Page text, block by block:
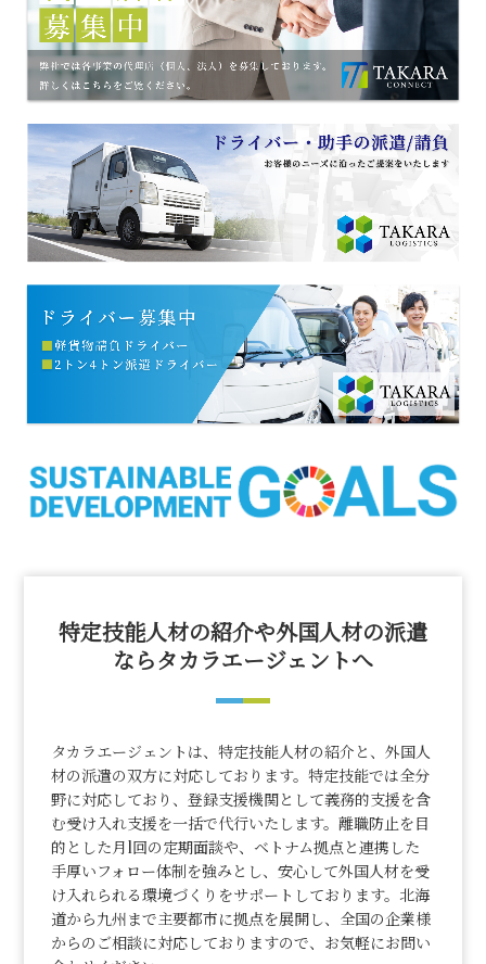
特定技能人材の紹介や外国人材の派遣
ならタカラエージェントへ
タカラエージェントは、特定技能人材の紹介と、外国人
材の派遣の双方に対応しております。特定技能では全分
野に対応しており、登録支援機関として義務的支援を含
む受け入れ支援を一括で代行いたします。離職防止を目
的とした月1回の定期面談や、ベトナム拠点と連携した
手厚いフォロー体制を強みとし、安心して外国人材を受
け入れられる環境づくりをサポートしております。北海
道から九州まで主要都市に拠点を展開し、全国の企業様
からのご相談に対応しておりますので、お気軽にお問い